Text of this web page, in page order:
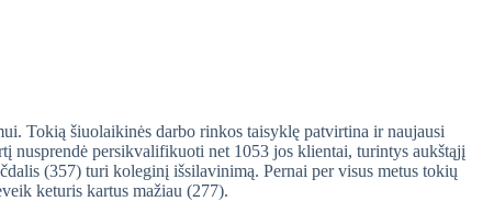
Tokią šiuolaikinės darbo rinkos taisyklę patvirtina ir naujausi
nusprendė persikvalifikuoti net 1053 jos klientai, turintys aukštąjį
(357) turi koleginį išsilavinimą. Pernai per visus metus tokių
keturis kartus mažiau (277).